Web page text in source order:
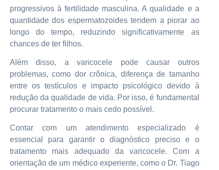
progressivos à fertilidade masculina. A qualidade e a
quantidade dos espermatozoides tendem a piorar ao
longo do tempo, reduzindo significativamente as
chances de ter filhos.
Além disso, a varicocele pode causar outros
problemas, como dor crônica, diferença de tamanho
entre os testículos e impacto psicológico devido à
redução da qualidade de vida. Por isso, é fundamental
procurar tratamento o mais cedo possível.
Contar com um atendimento especializado é
essencial para garantir o diagnóstico preciso e o
tratamento mais adequado da varicocele. Com a
orientação de um médico experiente, como o Dr. Tiago